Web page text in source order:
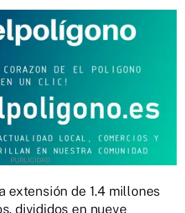
extensión de 1.4 millones
divididos en nueve